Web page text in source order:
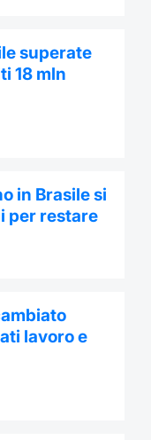
superate
18 mln
in Brasile si
per restare
lavoro e